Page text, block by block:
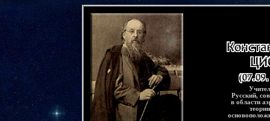
Русский,
в области